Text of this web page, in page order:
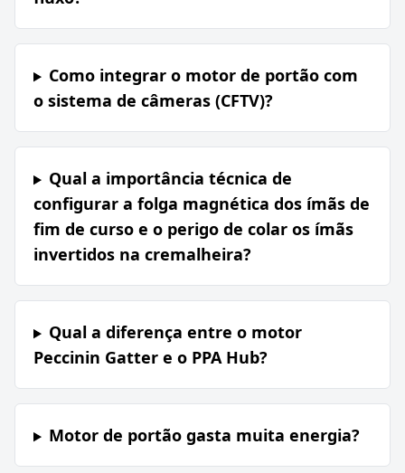
Como integrar o motor de portão com
o sistema de câmeras (CFTV)?
Qual a importância técnica de
configurar a folga magnética dos ímãs de
fim de curso e o perigo de colar os ímãs
invertidos na cremalheira?
Qual a diferença entre o motor
Peccinin Gatter e o PPA Hub?
Motor de portão gasta muita energia?